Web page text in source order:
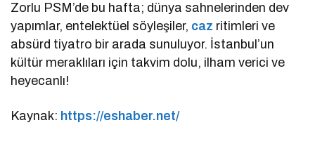
Zorlu PSM’de bu hafta; dünya sahnelerinden dev
yapımlar, entelektüel söyleşiler, caz ritimleri ve
absürd tiyatro bir arada sunuluyor. İstanbul’un
kültür meraklıları için takvim dolu, ilham verici ve
heyecanlı!
Kaynak: https://eshaber.net/